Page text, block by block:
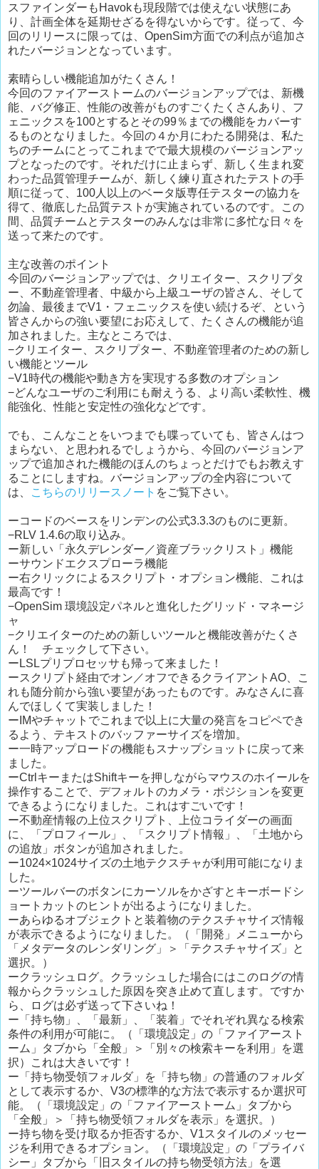
スファインダーもHavokも現段階では使えない状態にあ
り、計画全体を延期せざるを得ないからです。従って、今
回のリリースに限っては、OpenSim方面での利点が追加さ
れたバージョンとなっています。
素晴らしい機能追加がたくさん！
今回のファイアーストームのバージョンアップでは、新機
能、バグ修正、性能の改善がものすごくたくさんあり、フ
ェニックスを100とするとその99％までの機能をカバーす
るものとなりました。今回の４か月にわたる開発は、私た
ちのチームにとってこれまでで最大規模のバージョンアッ
プとなったのです。それだけに止まらず、新しく生まれ変
わった品質管理チームが、新しく練り直されたテストの手
順に従って、100人以上のベータ版専任テスターの協力を
得て、徹底した品質テストが実施されているのです。この
間、品質チームとテスターのみんなは非常に多忙な日々を
送って来たのです。
主な改善のポイント
今回のバージョンアップでは、クリエイター、スクリプタ
ー、不動産管理者、中級から上級ユーザの皆さん、そして
勿論、最後までV1・フェニックスを使い続けるぞ、という
皆さんからの強い要望にお応えして、たくさんの機能が追
加されました。主なところでは、
−クリエイター、スクリプター、不動産管理者のための新し
い機能とツール
−V1時代の機能や動き方を実現する多数のオプション
−どんなユーザのご利用にも耐えうる、より高い柔軟性、機
能強化、性能と安定性の強化などです。
でも、こんなことをいつまでも喋っていても、皆さんはつ
まらない、と思われるでしょうから、今回のバージョンア
ップで追加された機能のほんのちょっとだけでもお教えす
ることにしますね。バージョンアップの全内容について
は、
こちらのリリースノート をご覧下さい。
ーコードのベースをリンデンの公式3.3.3のものに更新。
−RLV 1.4.6の取り込み。
ー新しい「永久デレンダー／資産ブラックリスト」機能
ーサウンドエクスプローラ機能
ー右クリックによるスクリプト・オプション機能、これは
最高です！
−OpenSim 環境設定パネルと進化したグリッド・マネージ
ャ
−クリエイターのための新しいツールと機能改善がたくさ
ん！ チェックして下さい。
ーLSLプリプロセッサも帰って来ました！
ースクリプト経由でオン／オフできるクライアントAO、こ
れも随分前から強い要望があったものです。みなさんに喜
んでほしくて実装しました！
ーIMやチャットでこれまで以上に大量の発言をコピペでき
るよう、テキストのバッファーサイズを増加。
ー一時アップロードの機能もスナップショットに戻って来
ました。
ーCtrlキーまたはShiftキーを押しながらマウスのホイールを
操作することで、デフォルトのカメラ・ポジションを変更
できるようになりました。これはすごいです！
ー不動産情報の上位スクリプト、上位コライダーの画面
に、「プロフィール」、「スクリプト情報」、「土地から
の追放」ボタンが追加されました。
ー1024×1024サイズの土地テクスチャが利用可能になりま
した。
ーツールバーのボタンにカーソルをかざすとキーボードシ
ョートカットのヒントが出るようになりました。
ーあらゆるオブジェクトと装着物のテクスチャサイズ情報
が表示できるようになりました。（「開発」メニューから
「メタデータのレンダリング」＞「テクスチャサイズ」と
選択。）
ークラッシュログ。クラッシュした場合にはこのログの情
報からクラッシュした原因を突き止めて直します。ですか
ら、ログは必ず送って下さいね！
ー「持ち物」、「最新」、「装着」でそれぞれ異なる検索
条件の利用が可能に。（「環境設定」の「ファイアースト
ーム」タブから「全般」＞「別々の検索キーを利用」を選
択）これは大きいです！
ー「持ち物受領フォルダ」を「持ち物」の普通のフォルダ
として表示するか、V3の標準的な方法で表示するか選択可
能。（「環境設定」の「ファイアーストーム」タブから
「全般」＞「持ち物受領フォルダを表示」を選択。）
ー持ち物を受け取るか拒否するか、V1スタイルのメッセー
ジを利用できるオプション。（「環境設定」の「プライバ
シー」タブから「旧スタイルの持ち物受領方法」を選